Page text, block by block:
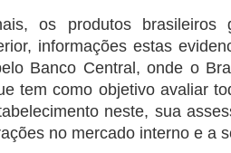
os produtos
informações estas
Banco Central, onde o
tem como objetivo avaliar
neste, sua
no mercado interno e a